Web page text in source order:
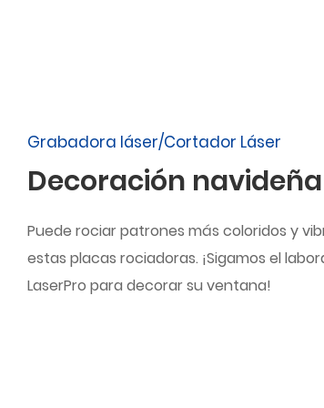
Grabadora láser/Cortador Láser
Decoración navideña
Puede rociar patrones más coloridos y
estas placas rociadoras. ¡Sigamos el
LaserPro para decorar su ventana!